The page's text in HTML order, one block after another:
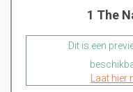
1 The
Dit is een
Laat